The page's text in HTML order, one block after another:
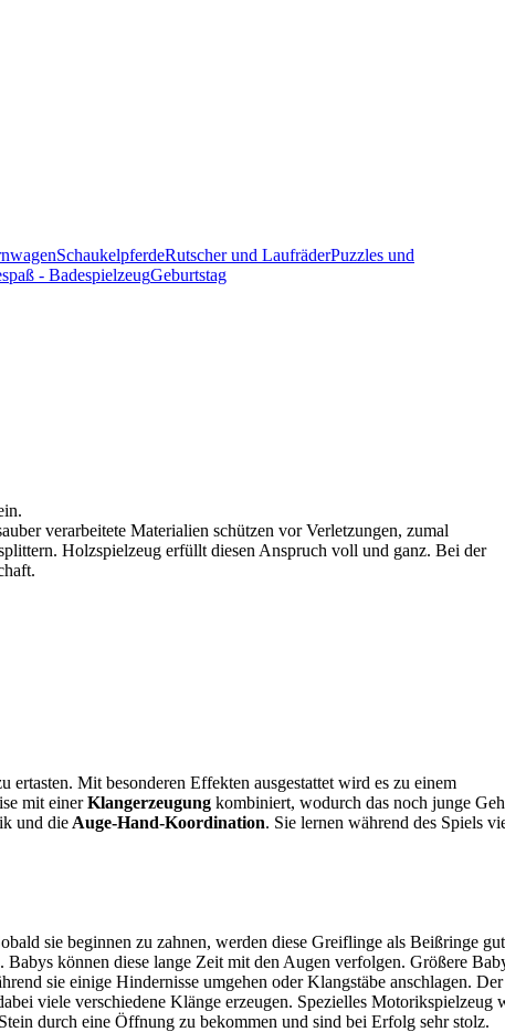
SchaukelpferdeRutscher und LaufräderPuzzles und
- BadespielzeugGeburtstag
verarbeitete Materialien schützen vor Verletzungen, zumal
Holzspielzeug erfüllt diesen Anspruch voll und ganz. Bei der
Mit besonderen Effekten ausgestattet wird es zu einem
mit einerKlangerzeugung kombiniert, wodurch das noch junge
und die Auge-Hand-Koordination. Sie lernen während des Spiels
sie beginnen zu zahnen, werden diese Greiflinge als Beißringe
können diese lange Zeit mit den Augen verfolgen. Größere
sie einige Hindernisse umgehen oder Klangstäbe anschlagen. Der
viele verschiedene Klänge erzeugen. Spezielles Motorikspielzeug
durch eine Öffnung zu bekommen und sind bei Erfolg sehr stolz.